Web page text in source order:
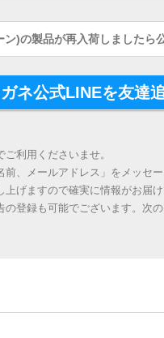
)の製品が再入荷しましたら
ネ公式LINEを友達
利用くださいませ。
、メールアドレス」をメッセ
げますので確実に情報がお届け
登録も可能でございます。次